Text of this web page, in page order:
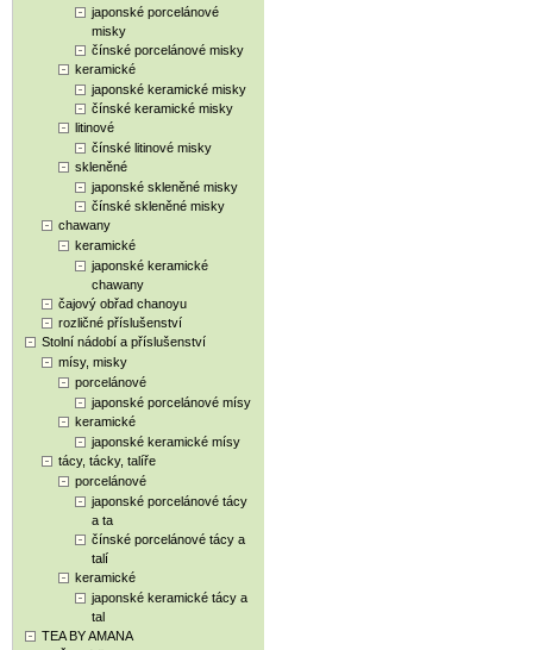
japonské porcelánové
misky
čínské porcelánové misky
keramické
japonské keramické misky
čínské keramické misky
litinové
čínské litinové misky
skleněné
japonské skleněné misky
čínské skleněné misky
chawany
keramické
japonské keramické
chawany
čajový obřad chanoyu
rozličné příslušenství
Stolní nádobí a příslušenství
mísy, misky
porcelánové
japonské porcelánové mísy
keramické
japonské keramické mísy
tácy, tácky, talíře
porcelánové
japonské porcelánové tácy
a ta
čínské porcelánové tácy a
talí
keramické
japonské keramické tácy a
tal
TEA BY AMANA